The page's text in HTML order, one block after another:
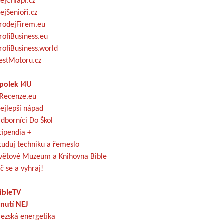
I4U
nápad
Do Škol
+
techniku a řemeslo
Muzeum a Knihovna Bible
se a vyhraj!
NEJ
energetika